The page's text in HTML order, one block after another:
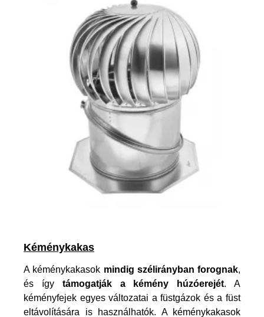
Kéménykakas
A kéménykakasok mindig szélirányban forognak,
és így támogatják a kémény húzóerejét. A
kéményfejek egyes változatai a füstgázok és a füst
eltávolítására is használhatók. A kéménykakasok